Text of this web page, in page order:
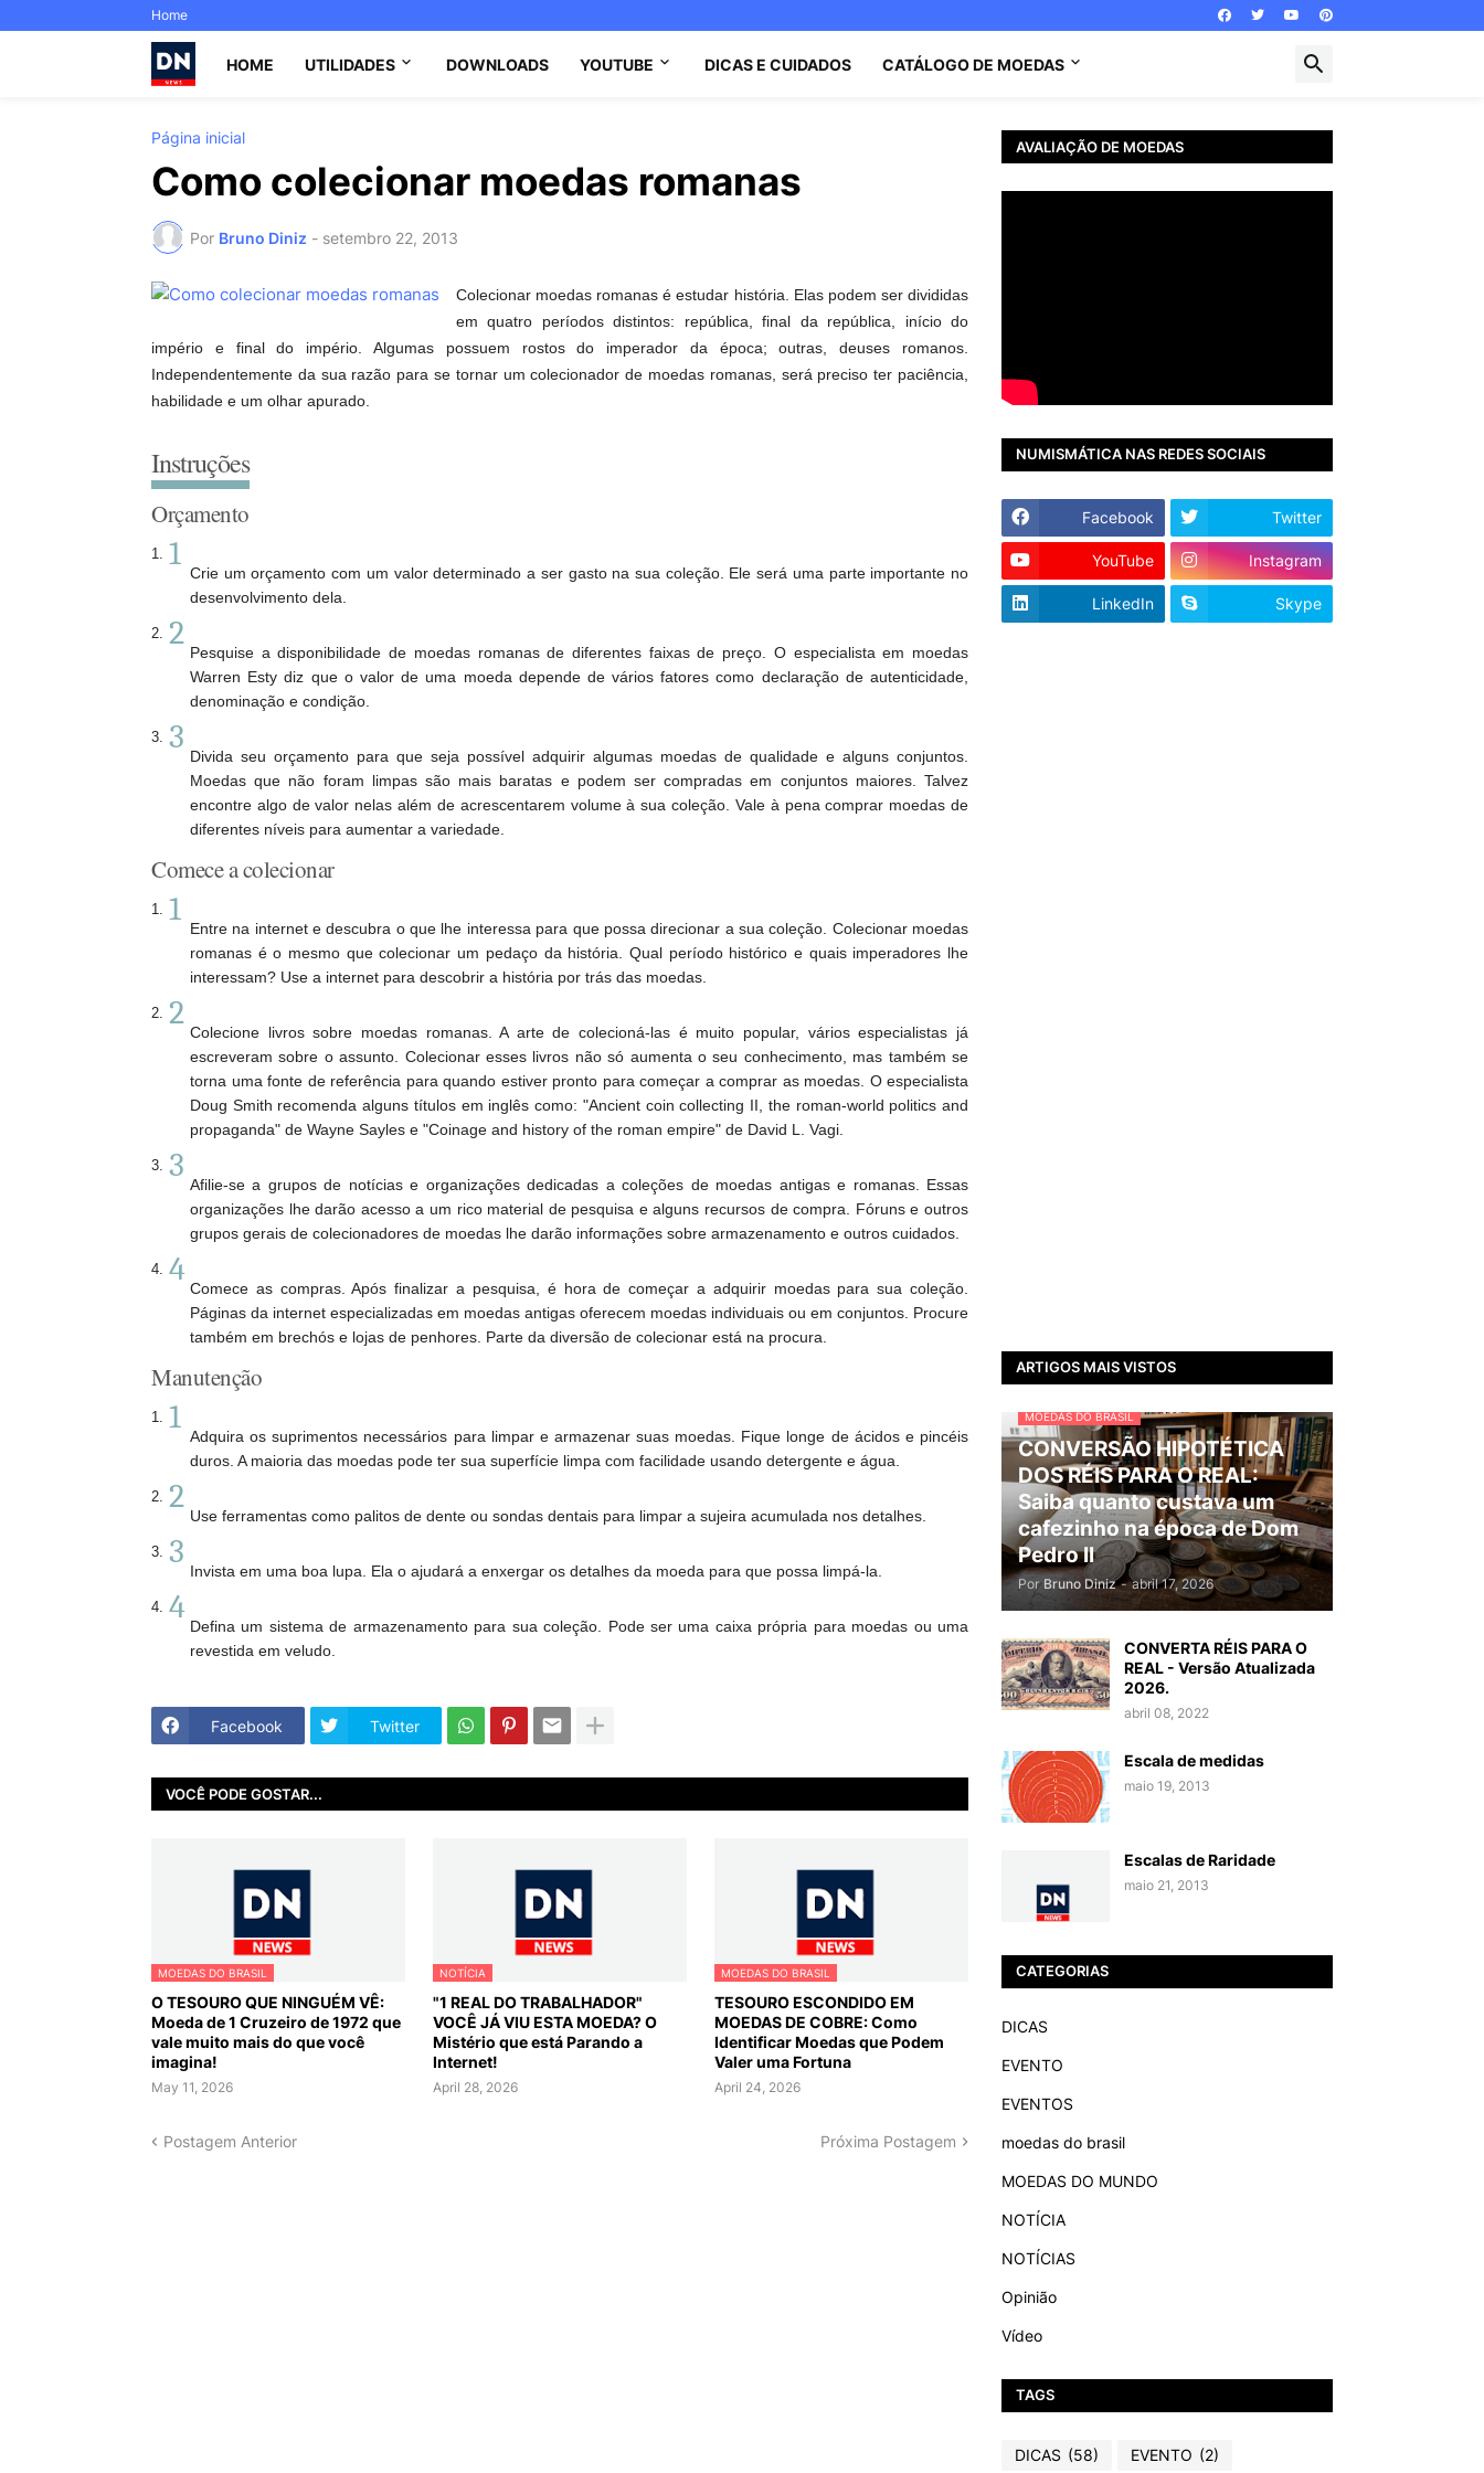
Home
HOME UTILIDADES DOWNLOADS YOUTUBE DICAS E CUIDADOS CATÁLOGO DE MOEDAS
Página inicial
Como colecionar moedas romanas
Por Bruno Diniz - setembro 22, 2013
Colecionar moedas romanas é estudar história. Elas podem ser divididas
em quatro períodos distintos: república, final da república, início do
império e final do império. Algumas possuem rostos do imperador da época; outras, deuses romanos.
Independentemente da sua razão para se tornar um colecionador de moedas romanas, será preciso ter paciência,
habilidade e um olhar apurado.
Instruções
Orçamento
1
Crie um orçamento com um valor determinado a ser gasto na sua coleção. Ele será uma parte importante no
desenvolvimento dela.
2 Pesquise a disponibilidade de moedas romanas de diferentes faixas de preço. O especialista em moedas
Warren Esty diz que o valor de uma moeda depende de vários fatores como declaração de autenticidade,
denominação e condição.
3 Divida seu orçamento para que seja possível adquirir algumas moedas de qualidade e alguns conjuntos.
Moedas que não foram limpas são mais baratas e podem ser compradas em conjuntos maiores. Talvez
encontre algo de valor nelas além de acrescentarem volume à sua coleção. Vale à pena comprar moedas de
diferentes níveis para aumentar a variedade.
Comece a colecionar
1
Entre na internet e descubra o que lhe interessa para que possa direcionar a sua coleção. Colecionar moedas
romanas é o mesmo que colecionar um pedaço da história. Qual período histórico e quais imperadores lhe
interessam? Use a internet para descobrir a história por trás das moedas.
2 Colecione livros sobre moedas romanas. A arte de colecioná-las é muito popular, vários especialistas já
escreveram sobre o assunto. Colecionar esses livros não só aumenta o seu conhecimento, mas também se
torna uma fonte de referência para quando estiver pronto para começar a comprar as moedas. O especialista
Doug Smith recomenda alguns títulos em inglês como: "Ancient coin collecting II, the roman-world politics and
propaganda" de Wayne Sayles e "Coinage and history of the roman empire" de David L. Vagi.
3 Afilie-se a grupos de notícias e organizações dedicadas a coleções de moedas antigas e romanas. Essas
organizações lhe darão acesso a um rico material de pesquisa e alguns recursos de compra. Fóruns e outros
grupos gerais de colecionadores de moedas lhe darão informações sobre armazenamento e outros cuidados.
4 Comece as compras. Após finalizar a pesquisa, é hora de começar a adquirir moedas para sua coleção.
Páginas da internet especializadas em moedas antigas oferecem moedas individuais ou em conjuntos. Procure
também em brechós e lojas de penhores. Parte da diversão de colecionar está na procura.
Manutenção
1
Adquira os suprimentos necessários para limpar e armazenar suas moedas. Fique longe de ácidos e pincéis
duros. A maioria das moedas pode ter sua superfície limpa com facilidade usando detergente e água.
2 Use ferramentas como palitos de dente ou sondas dentais para limpar a sujeira acumulada nos detalhes.
3 Invista em uma boa lupa. Ela o ajudará a enxergar os detalhes da moeda para que possa limpá-la.
4 Defina um sistema de armazenamento para sua coleção. Pode ser uma caixa própria para moedas ou uma
revestida em veludo.
Facebook Twitter
VOCÊ PODE GOSTAR...
MOEDAS DO BRASIL
O TESOURO QUE NINGUÉM VÊ:
Moeda de 1 Cruzeiro de 1972 que
vale muito mais do que você
imagina!
May 11, 2026
NOTÍCIA
"1 REAL DO TRABALHADOR"
VOCÊ JÁ VIU ESTA MOEDA? O
Mistério que está Parando a
Internet!
April 28, 2026
MOEDAS DO BRASIL
TESOURO ESCONDIDO EM
MOEDAS DE COBRE: Como
Identificar Moedas que Podem
Valer uma Fortuna
April 24, 2026
Postagem Anterior Próxima Postagem
AVALIAÇÃO DE MOEDAS
NUMISMÁTICA NAS REDES SOCIAIS
Facebook Twitter
YouTube Instagram
LinkedIn Skype
ARTIGOS MAIS VISTOS
MOEDAS DO BRASIL
CONVERSÃO HIPOTÉTICA
DOS RÉIS PARA O REAL:
Saiba quanto custava um
cafezinho na época de Dom
Pedro II
Por Bruno Diniz - abril 17, 2026
CONVERTA RÉIS PARA O
REAL - Versão Atualizada
2026.
abril 08, 2022
Escala de medidas
maio 19, 2013
Escalas de Raridade
maio 21, 2013
CATEGORIAS
DICAS
EVENTO
EVENTOS
moedas do brasil
MOEDAS DO MUNDO
NOTÍCIA
NOTÍCIAS
Opinião
Vídeo
TAGS
DICAS (58) EVENTO (2)